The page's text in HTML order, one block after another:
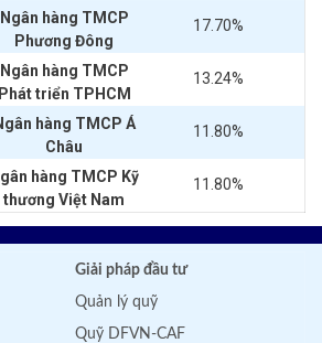
Ngân hàng TMCP
Phương Đông
17.70%
Ngân hàng TMCP
Phát triển TPHCM
13.24%
hàng TMCP Á
Châu
11.80%
hàng TMCP Kỹ
thương Việt Nam
11.80%
Giải pháp đầu tư
Quản lý quỹ
Quỹ DFVN-CAF